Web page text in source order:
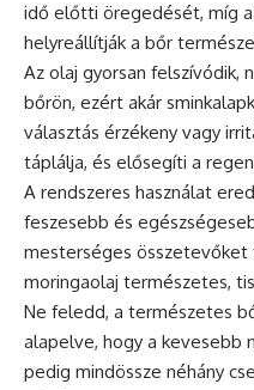
idő előtti öregedését, míg
helyreállítják a bőr
Az olaj gyorsan felszívódik,
bőrön, ezért akár
választás érzékeny vagy
táplálja, és elősegíti a
A rendszeres használat
feszesebb és
mesterséges összetevőket
moringaolaj természetes,
Ne feledd, a természetes
alapelve, hogy a kevesebb
pedig mindössze néhány